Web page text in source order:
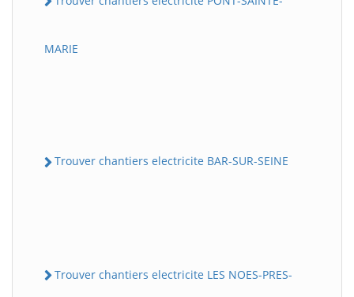
MARIE
Trouver chantiers electricite BAR-SUR-SEINE
Trouver chantiers electricite LES NOES-PRES-